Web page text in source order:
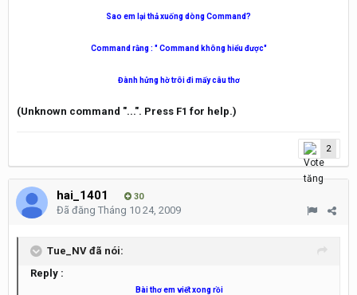
Sao em lại thả xuống dòng Command?
Command rằng : " Command không hiểu được"
Đành hửng hờ trôi đi mấy câu thơ
(Unknown command "...". Press F1 for help.)
2
hai_1401 30
Đã đăng Tháng 10 24, 2009
Tue_NV đã nói:
Reply :
Bài thơ em viết xong rồi